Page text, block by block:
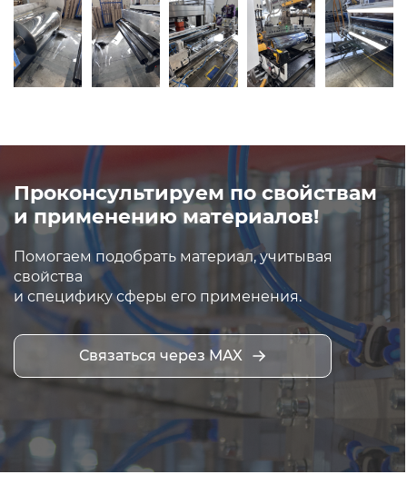
Проконсультируем по свойствам
и применению материалов!
Помогаем подобрать материал, учитывая
свойства
и специфику сферы его применения.
Связаться через MAX